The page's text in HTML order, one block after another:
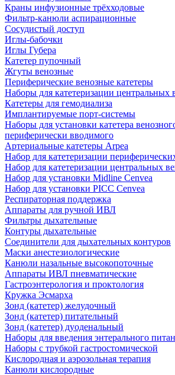
Краны инфузионные трёхходовые
Фильтр-канюли аспирационные
Сосудистый доступ
Иглы-бабочки
Иглы Губера
Катетер пупочный
Жгуты венозные
Периферические венозные катетеры
Наборы для катетеризации центральных
Катетеры для гемодиализа
Имплантируемые порт‑системы
Наборы для установки катетера
периферически вводимого
Артериальные катетеры Arpea
Набор для катетеризации
Набор для катетеризации центральных
Набор для установки Midline Cenvea
Набор для установки PICC Cenvea
Респираторная поддержка
Аппараты для ручной ИВЛ
Фильтры дыхательные
Контуры дыхательные
Соединители для дыхательных контуров
Маски анестезиологические
Канюли назальные высокопоточные
Аппараты ИВЛ пневматические
Гастроэнтерология и проктология
Кружка Эсмарха
Зонд (катетер) желудочный
Зонд (катетер) питательный
Зонд (катетер) дуоденальный
Наборы для введения энтерального
Наборы с трубкой гастростомической
Кислородная и аэрозольная терапия
Канюли кислородные